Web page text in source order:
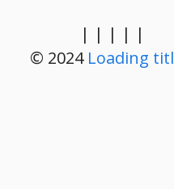
| | | | |
© 2024 Loading